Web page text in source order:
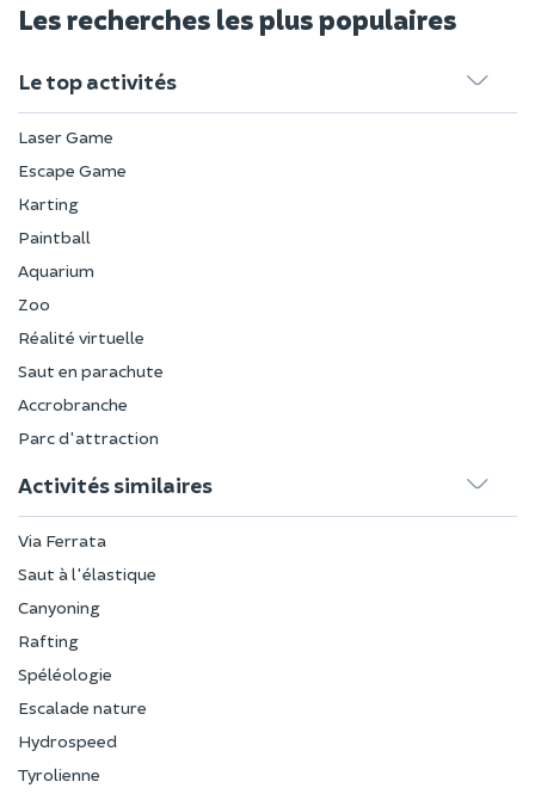
Les recherches les plus populaires
Le top activités
Laser Game
Escape Game
Karting
Paintball
Aquarium
Zoo
Réalité virtuelle
Saut en parachute
Accrobranche
Parc d'attraction
Activités similaires
Via Ferrata
Saut à l'élastique
Canyoning
Rafting
Spéléologie
Escalade nature
Hydrospeed
Tyrolienne